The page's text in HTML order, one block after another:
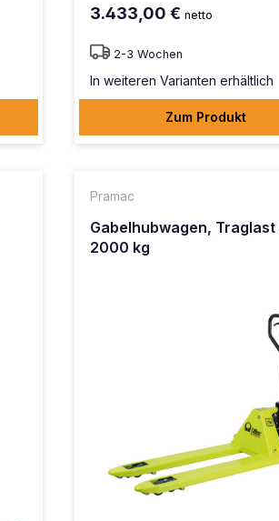
3.433,00 €netto
2-3 Wochen
In weiteren Varianten erhältlich
Zum Produkt
Pramac
Gabelhubwagen, Traglast
2000 kg